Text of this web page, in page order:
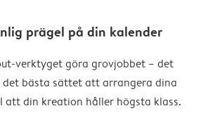
prägel på din kalender
verktyget göra grovjobbet – det
bästa sättet att arrangera dina
att din kreation håller högsta klass.